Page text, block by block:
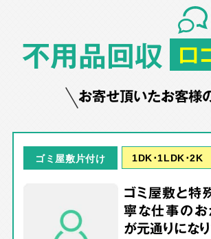
不用品回収 口
お寄せ頂いたお客様
ゴミ屋敷片付け 1DK･1LDK･2K
ゴミ屋敷と特
寧な仕事の
が元通りになり